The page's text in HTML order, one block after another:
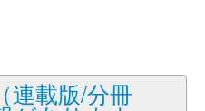
連載版/分冊